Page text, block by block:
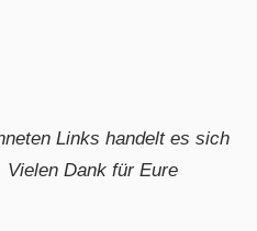
Links handelt es sich
Dank für Eure